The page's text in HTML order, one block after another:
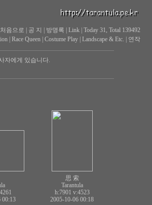
처음으로 공 지 방명록 Link| Today 31, Total 139492
| Race Queen| Costume Play| Landscape & Etc. 연작
자에게 있습니다.
00:13
思 索
Tarantula
h:7901 v:4523
2005-10-06 00:18